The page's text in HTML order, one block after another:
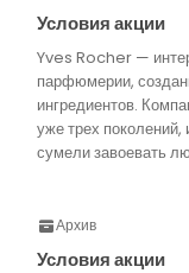
Условия акции
Yves Rocher —
парфюмерии,
ингредиентов.
уже трех поколений,
сумели завоевать
Архив
Условия акции